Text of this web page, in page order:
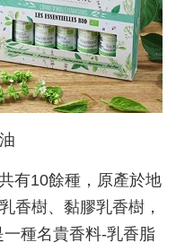
有10餘種，原產於地
香樹、黏膠乳香樹，
種名貴香料-乳香脂